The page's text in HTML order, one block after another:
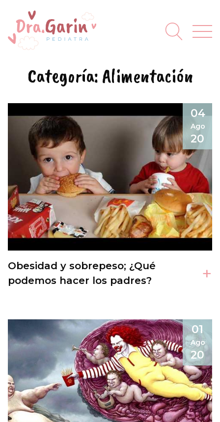
Categoría: Alimentación
04
Ago
20
Obesidad y sobrepeso; ¿Qué
podemos hacer los padres?
+
01
Ago
20